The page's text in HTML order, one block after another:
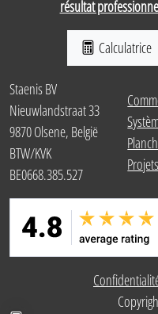
résultat
Calculatrice
Staenis BV
Nieuwlandstraat 33
9870 Olsene, België
BTW/KVK
BE0668.385.527
Projets